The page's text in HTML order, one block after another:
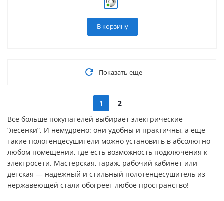
В корзину
Показать еще
1
2
Всё больше покупателей выбирает электрические
“лесенки”. И немудрено: они удобны и практичны, а ещё
такие полотенцесушители можно установить в абсолютно
любом помещении, где есть возможность подключения к
электросети. Мастерская, гараж, рабочий кабинет или
детская — надёжный и стильный полотенцесушитель из
нержавеющей стали обогреет любое пространство!